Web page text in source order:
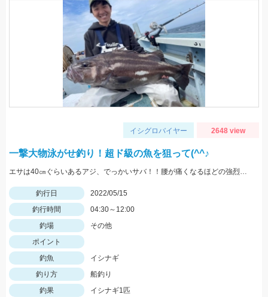
イシグロバイヤー 2648 view
一撃大物泳がせ釣り！超ド級の魚を狙って(^^♪
エサは40㎝ぐらいあるアジ、でっかいサバ！！腰が痛くなるほどの強烈な引き、ロマンです。
釣行日
2022/05/15
釣行時間
04:30～12:00
釣場
その他
ポイント
釣魚
イシナギ
釣り方
船釣り
釣果
イシナギ1匹